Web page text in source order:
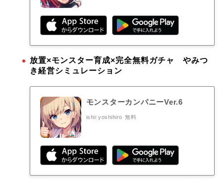
放置×モンスター育成×完全無料ガチャ やみつ
き経営シミュレーション
モンスターカンパニーVer.6
ishii yoshihiro 無料